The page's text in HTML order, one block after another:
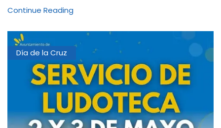
Continue Reading
Día de la Cruz